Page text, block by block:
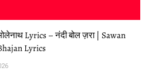
Lyrics – नंदी बोल ज़रा | Sawan
Lyrics